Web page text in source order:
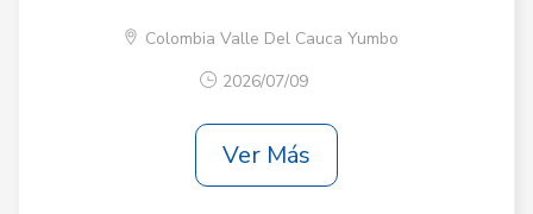
Colombia Valle Del Cauca Yumbo
2026/07/09
Ver Más